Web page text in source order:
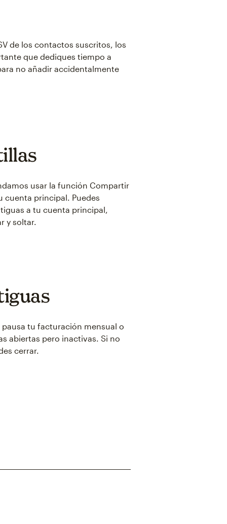
de los contactos suscritos, los
que dediques tiempo a
no añadir accidentalmente
usar la función Compartir
cuenta principal. Puedes
a tu cuenta principal,
y soltar.
tu facturación mensual o
abiertas pero inactivas. Si no
cerrar.